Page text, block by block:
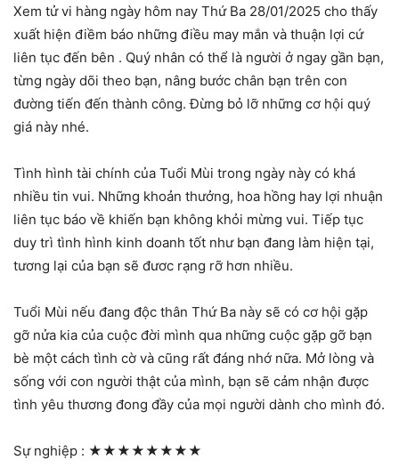
Xem tử vi hàng ngày hôm nay Thứ Ba 28/01/2025 cho thấy
xuất hiện điềm báo những điều may mắn và thuận lợi cứ
liên tục đến bên . Quý nhân có thể là người ở ngay gần bạn,
từng ngày dõi theo bạn, nâng bước chân bạn trên con
đường tiến đến thành công. Đừng bỏ lỡ những cơ hội quý
giá này nhé.
Tình hình tài chính của Tuổi Mùi trong ngày này có khá
nhiều tin vui. Những khoản thưởng, hoa hồng hay lợi nhuận
liên tục báo về khiến bạn không khỏi mừng vui. Tiếp tục
duy trì tình hình kinh doanh tốt như bạn đang làm hiện tại,
tương lại của bạn sẽ đươc rạng rỡ hơn nhiều.
Tuổi Mùi nếu đang độc thân Thứ Ba này sẽ có cơ hội gặp
gỡ nửa kia của cuộc đời mình qua những cuộc gặp gỡ bạn
bè một cách tình cờ và cũng rất đáng nhớ nữa. Mở lòng và
sống với con người thật của mình, bạn sẽ cảm nhận được
tình yêu thương đong đầy của mọi người dành cho mình đó.
Sự nghiệp : ★★★★★★★★